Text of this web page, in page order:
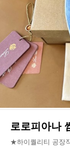
로로피아나
★하이퀄리티 공장